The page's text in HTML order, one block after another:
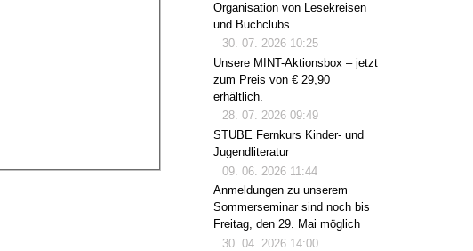
Organisation von Lesekreisen
und Buchclubs
30. 07. 2026 10:25
Unsere MINT-Aktionsbox – jetzt
zum Preis von € 29,90
erhältlich.
28. 07. 2026 09:49
STUBE Fernkurs Kinder- und
Jugendliteratur
09. 06. 2026 11:44
Anmeldungen zu unserem
Sommerseminar sind noch bis
Freitag, den 29. Mai möglich
30. 04. 2026 14:00